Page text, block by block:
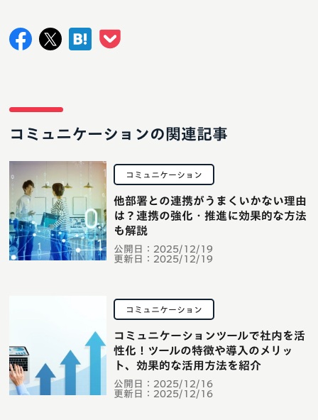
コミュニケーションの関連記事
コミュニケーション
公開日： 2025/12/19
更新日： 2025/12/19
他部署との連携がうまくいかない理由
は？連携の強化・推進に効果的な方法
も解説
コミュニケーション
公開日： 2025/12/16
更新日： 2025/12/16
コミュニケーションツールで社内を活
性化！ツールの特徴や導入のメリッ
ト、効果的な活用方法を紹介